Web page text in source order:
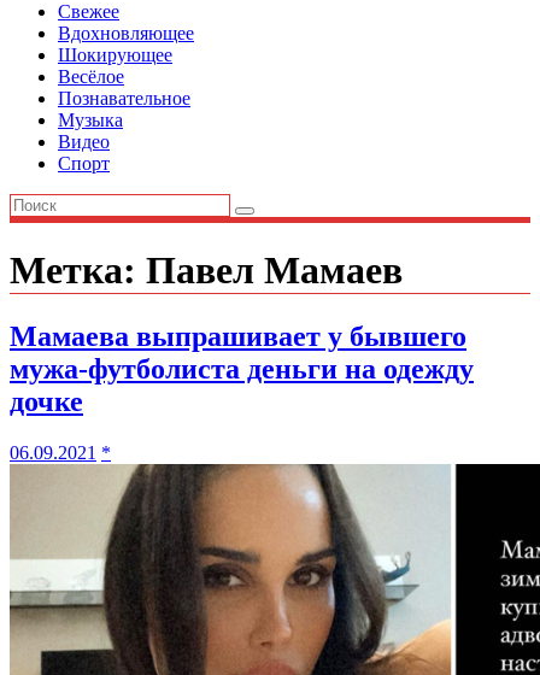
Свежее
Вдохновляющее
Шокирующее
Весёлое
Познавательное
Музыка
Видео
Спорт
Метка: Павел Мамаев
Мамаева выпрашивает у бывшего
мужа-футболиста деньги на одежду
дочке
06.09.2021 *